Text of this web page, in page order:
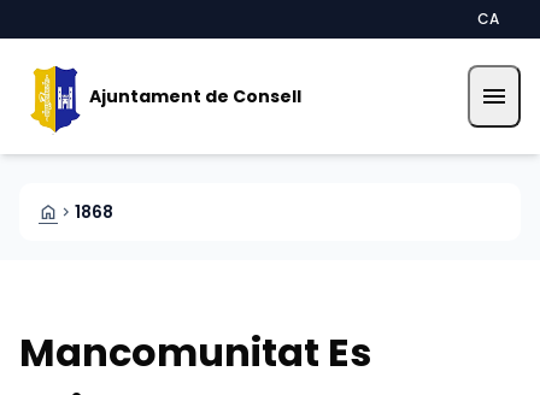
CA
Ajuntament de Consell menu
HOME CHEVRON_RIGHT 1868
Mancomunitat Es